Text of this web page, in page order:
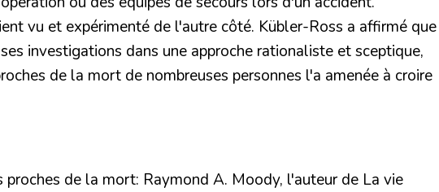
vu et expérimenté de l'autre côté. Kübler-Ross a affirmé que
investigations dans une approche rationaliste et sceptique,
de la mort de nombreuses personnes l'a amenée à croire
proches de la mort: Raymond A. Moody, l'auteur de La vie